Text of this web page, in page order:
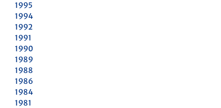
1995
1994
1992
1991
1990
1989
1988
1986
1984
1981